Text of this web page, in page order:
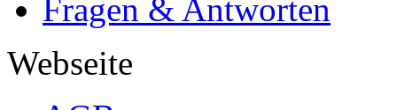
Fragen & Antworten
Webseite